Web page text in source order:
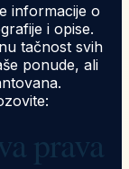
informacije o
i opise.
tačnost svih
ponude, ali
prava